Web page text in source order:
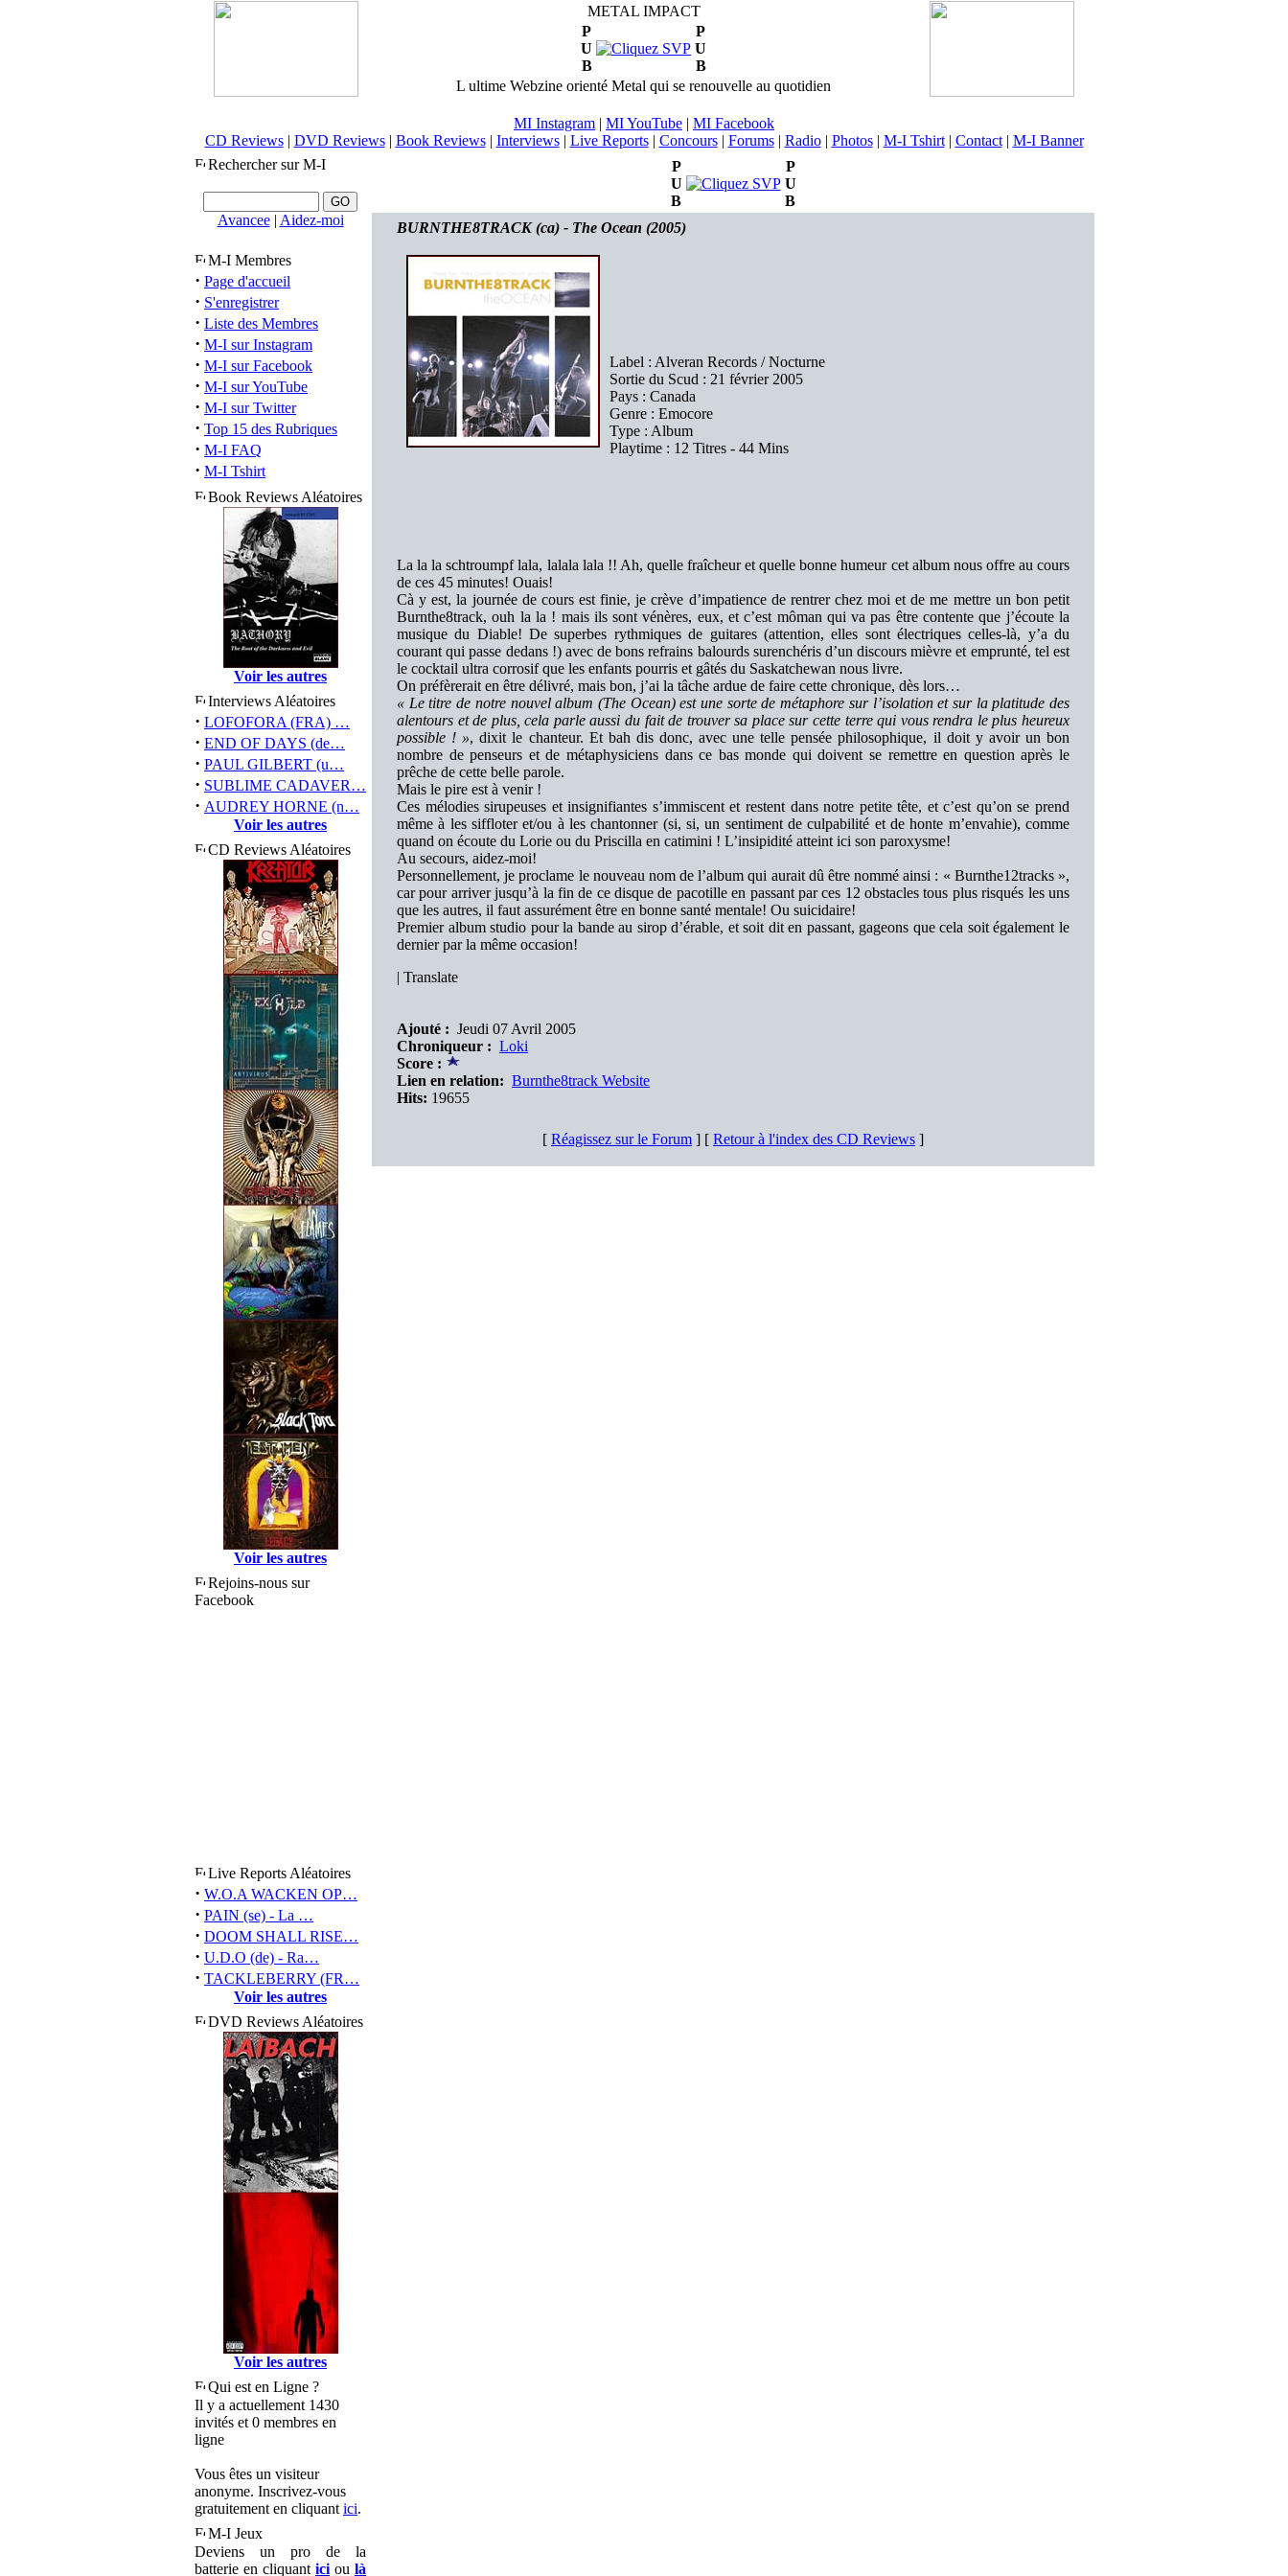
METAL IMPACT
P
U
B
P
U
B
L ultime Webzine orienté Metal qui se renouvelle au quotidien
MI Instagram | MI YouTube | MI Facebook
CD Reviews| DVD Reviews| Book Reviews| Interviews| Live Reports| Concours| Forums| Radio| Photos| M-I Tshirt| Contact| M-I Banner
Rechercher sur M-I
Avancee| Aidez-moi
M-I Membres
· Page d'accueil
· S'enregistrer
· Liste des Membres
· M-I sur Instagram
· M-I sur Facebook
· M-I sur YouTube
· M-I sur Twitter
· Top 15 des Rubriques
· M-I FAQ
· M-I Tshirt
Book Reviews Aléatoires
Voir les autres
Interviews Aléatoires
· LOFOFORA (FRA) …
· END OF DAYS (de…
· PAUL GILBERT (u…
· SUBLIME CADAVER…
· AUDREY HORNE (n…
Voir les autres
CD Reviews Aléatoires
Voir les autres
Rejoins-nous sur
Facebook
Live Reports Aléatoires
· W.O.A WACKEN OP…
· PAIN (se) - La …
· DOOM SHALL RISE…
· U.D.O (de) - Ra…
· TACKLEBERRY (FR…
Voir les autres
DVD Reviews Aléatoires
Voir les autres
Qui est en Ligne ?
Il y a actuellement 1430
invités et 0 membres en
ligne
Vous êtes un visiteur
anonyme. Inscrivez-vous
gratuitement en cliquant ici.
M-I Jeux
Deviens un pro de la
batterie en cliquant ici ou là
P
U
B
P
U
B
BURNTHE8TRACK (ca) - The Ocean (2005)
Label : Alveran Records / Nocturne
Sortie du Scud : 21 février 2005
Pays : Canada
Genre : Emocore
Type : Album
Playtime : 12 Titres - 44 Mins
La la la schtroumpf lala, lalala lala !! Ah, quelle fraîcheur et quelle bonne humeur cet album nous offre au cours
de ces 45 minutes! Ouais!
Cà y est, la journée de cours est finie, je crève d’impatience de rentrer chez moi et de me mettre un bon petit
Burnthe8track, ouh la la ! mais ils sont vénères, eux, et c’est môman qui va pas être contente que j’écoute la
musique du Diable! De superbes rythmiques de guitares (attention, elles sont électriques celles-là, y’a du
courant qui passe dedans !) avec de bons refrains balourds surenchéris d’un discours mièvre et emprunté, tel est
le cocktail ultra corrosif que les enfants pourris et gâtés du Saskatchewan nous livre.
On préfèrerait en être délivré, mais bon, j’ai la tâche ardue de faire cette chronique, dès lors…
« Le titre de notre nouvel album (The Ocean) est une sorte de métaphore sur l’isolation et sur la platitude des
alentours et de plus, cela parle aussi du fait de trouver sa place sur cette terre qui vous rendra le plus heureux
possible ! », dixit le chanteur. Et bah dis donc, avec une telle pensée philosophique, il doit y avoir un bon
nombre de penseurs et de métaphysiciens dans ce bas monde qui doivent se remettre en question après le
prêche de cette belle parole.
Mais le pire est à venir !
Ces mélodies sirupeuses et insignifiantes s’immiscent et restent dans notre petite tête, et c’est qu’on se prend
même à les siffloter et/ou à les chantonner (si, si, un sentiment de culpabilité et de honte m’envahie), comme
quand on écoute du Lorie ou du Priscilla en catimini ! L’insipidité atteint ici son paroxysme!
Au secours, aidez-moi!
Personnellement, je proclame le nouveau nom de l’album qui aurait dû être nommé ainsi : « Burnthe12tracks »,
car pour arriver jusqu’à la fin de ce disque de pacotille en passant par ces 12 obstacles tous plus risqués les uns
que les autres, il faut assurément être en bonne santé mentale! Ou suicidaire!
Premier album studio pour la bande au sirop d’érable, et soit dit en passant, gageons que cela soit également le
dernier par la même occasion!
| Translate
Ajouté : Jeudi 07 Avril 2005
Chroniqueur : Loki
Score :
Lien en relation: Burnthe8track Website
Hits: 19655
[ Réagissez sur le Forum ] [ Retour à l'index des CD Reviews ]